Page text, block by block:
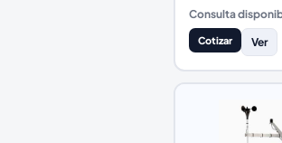
Consulta
Cotizar Ver